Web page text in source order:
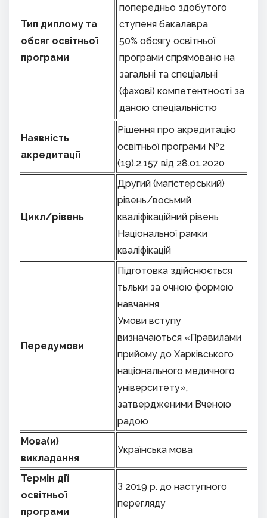
Тип диплому та
обсяг освітньої
програми
попередньо здобутого
ступеня бакалавра
50% обсягу освітньої
програми спрямовано на
загальні та спеціальні
(фахові) компетентності за
даною спеціальністю
Наявність
акредитації
Рішення про акредитацію
освітньої програми №2
(19).2.157 від 28.01.2020
Цикл/рівень
Другий (магістерський)
рівень/восьмий
кваліфікаційний рівень
Національної рамки
кваліфікацій
Передумови
Підготовка здійснюється
тьльки за очною формою
навчання
Умови вступу
визначаються «Правилами
прийому до Харківського
національного медичного
університету»,
затвердженими Вченою
радою
Мова(и)
викладання
Українська мова
Термін дії
освітньої
програми
З 2019 р. до наступного
перегляду